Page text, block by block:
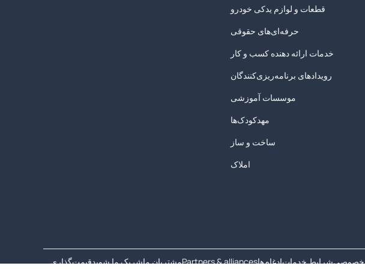
قطعات و لوازم یدکی خودرو
حرفه‌ای‌های حقوقی
خدمات ارائه دهنده کسب و کار
رویدادهای برنامه‌ریزی‌کنندگان
موسسات آموزشی
مهدکودک‌ها
ساخت و ساز
املاک
قیمت‌گذاریشریک ما شویدمشتریان ماPartners & alliancesادغام‌هاشرایط خدماتخصوصی